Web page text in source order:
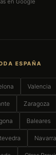
en Google
ESPAÑA
Valencia
Zaragoza
Baleares
Navarra